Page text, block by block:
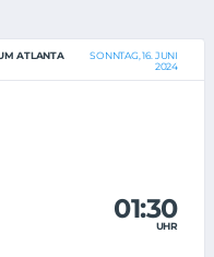
ATLANTA
SONNTAG, 16. JUNI
2024
01:30
UHR